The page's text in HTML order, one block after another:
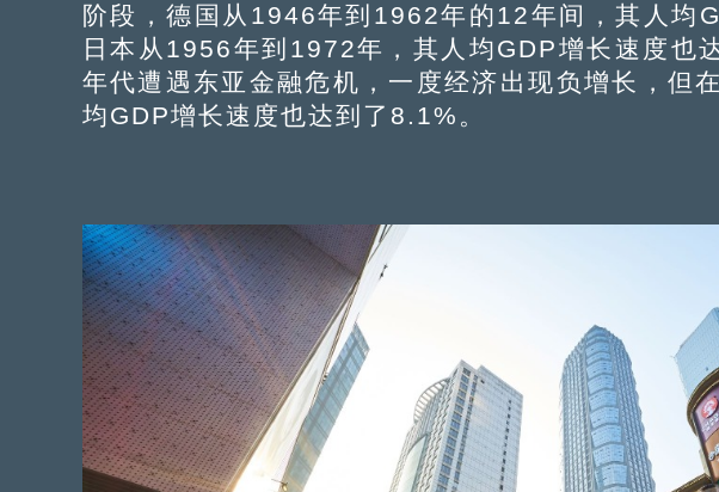
阶段，德国从1946年到1962年的12年间，其人均
日本从1956年到1972年，其人均GDP增长速度也
年代遭遇东亚金融危机，一度经济出现负增长，但
均GDP增长速度也达到了8.1%。